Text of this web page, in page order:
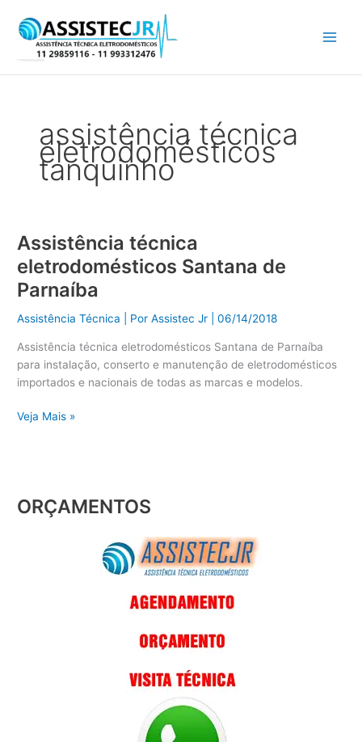
para
conteúdo
assistência técnica
eletrodomésticos
tanquinho
Assistência técnica
eletrodomésticos Santana de
Parnaíba
Assistência Técnica | PorAssistec Jr |06/14/2018
Assistência técnica eletrodomésticos Santana de Parnaíba
para instalação, conserto e manutenção de eletrodomésticos
importados e nacionais de todas as marcas e modelos.
Assistência
técnica
eletrodomésticos
Santana
Veja Mais »
ORÇAMENTOS